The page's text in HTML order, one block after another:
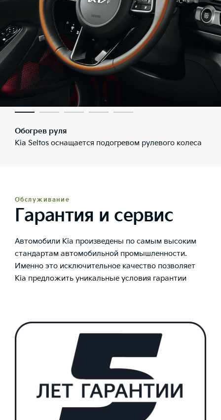
Обогрев руля
Kia Seltos оснащается подогревом рулевого колеса
Обслуживание
Гарантия и сервис
Автомобили Kia произведены по самым высоким
стандартам автомобильной промышленности.
Именно это исключительное качество позволяет
Kia предложить уникальные условия гарантии